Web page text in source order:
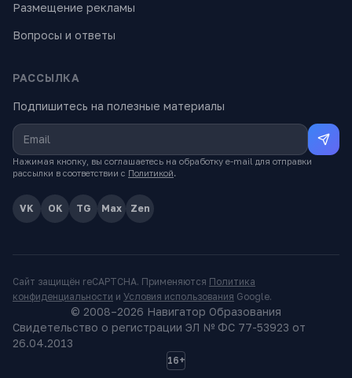
Размещение рекламы
Вопросы и ответы
РАССЫЛКА
Подпишитесь на полезные материалы
Нажимая кнопку, вы соглашаетесь на обработку e-mail для отправки
рассылки в соответствии с Политикой.
VK OK TG Max Zen
Сайт защищён reCAPTCHA. Применяются Политика
конфиденциальности и Условия использования Google.
© 2008–2026 Навигатор Образования
Свидетельство о регистрации ЭЛ № ФС 77-53923 от
26.04.2013
16+